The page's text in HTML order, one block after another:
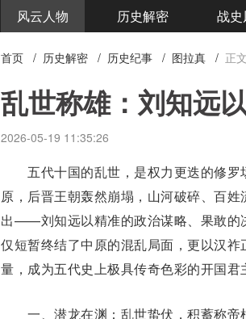
风云人物 历史解密 战史
首页 / 历史解密 / 历史纪事 / 图拉真 / 正文
乱世称雄：刘知远
2026-05-19 11:35:26
五代十国的乱世，是权力更迭的修
原， 后晋王朝轰然崩塌，山河破碎、百
出——刘知远以精准的政治谋略、果敢
仅短暂终结了中原的混乱局面，更以汉
量，成为五代史上极具传奇色彩的开国君
一、潜龙在渊：乱世蛰伏，积蓄称帝